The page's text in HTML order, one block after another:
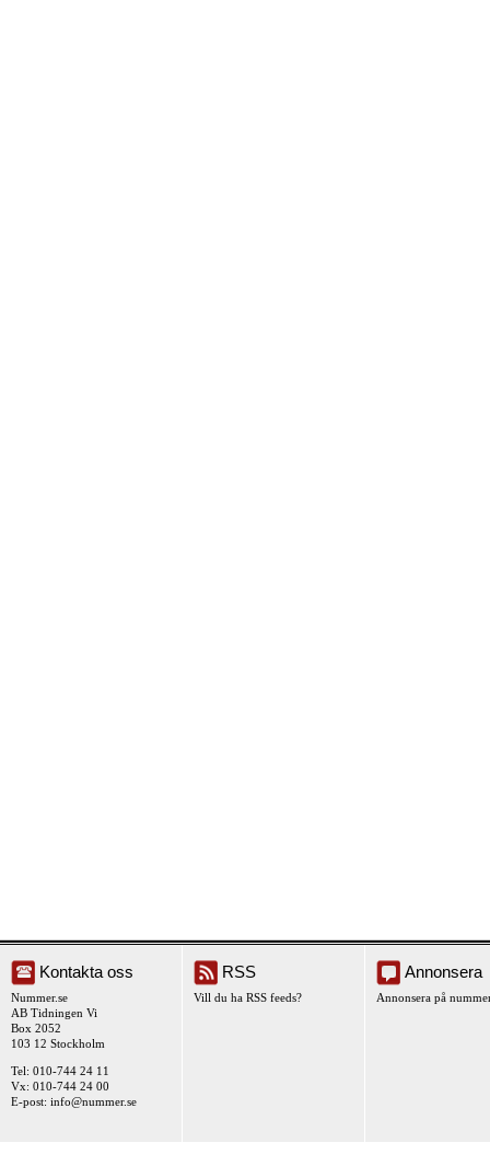
Kontakta oss
Nummer.se
AB Tidningen Vi
Box 2052
103 12 Stockholm
Tel: 010-744 24 11
Vx: 010-744 24 00
E-post: info@nummer.se
RSS
Vill du ha RSS feeds?
Annonsera
Annonsera på